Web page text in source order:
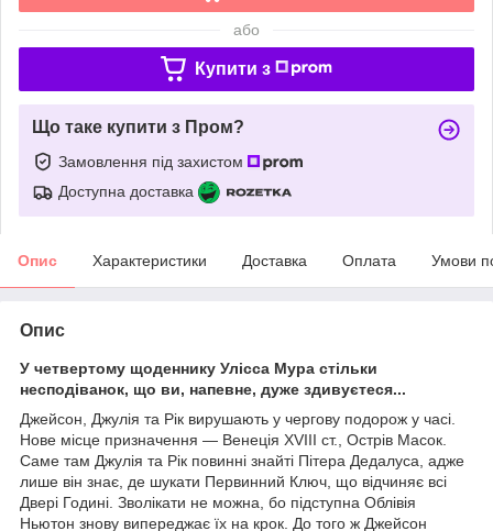
або
Купити з
Що таке купити з Пром?
Замовлення під захистом
Доступна доставка
Опис Характеристики Доставка Оплата Умови
Опис
У четвертому щоденнику Улісса Мура стільки
несподіванок, що ви, напевне, дуже здивуєтеся...
Джейсон, Джулія та Рік вирушають у чергову подорож у часі.
Нове місце призначення — Венеція XVIII ст., Острів Масок.
Саме там Джулія та Рік повинні знайті Пітера Дедалуса, адже
лише він знає, де шукати Первинний Ключ, що відчиняє всі
Двері Годині. Зволікати не можна, бо підступна Облівія
Ньютон знову випереджає їх на крок. До того ж Джейсон